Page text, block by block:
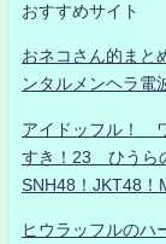
おすすめサイト
おネコさん的まと
ンタルメンヘラ電
アイドッフル！
すき！23 ひうら
SNH48！JKT48！
ヒウラッフルのハ